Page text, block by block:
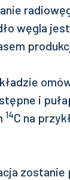
węgla jest
i
14C na
zostanie